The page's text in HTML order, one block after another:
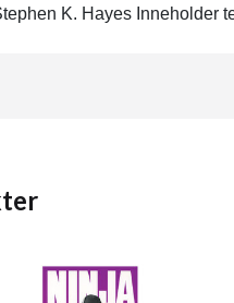
K. Hayes Inneholder